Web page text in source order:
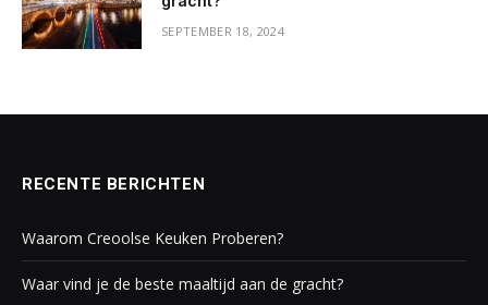
SEPTEMBER 18, 2024
RECENTE BERICHTEN
Waarom Creoolse Keuken Proberen?
Waar vind je de beste maaltijd aan de gracht?